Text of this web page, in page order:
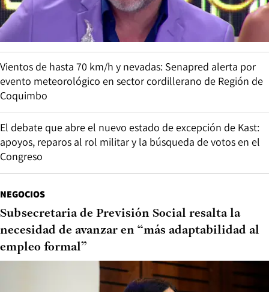
Vientos de hasta 70 km/h y nevadas: Senapred alerta por
evento meteorológico en sector cordillerano de Región de
Coquimbo
El debate que abre el nuevo estado de excepción de Kast:
apoyos, reparos al rol militar y la búsqueda de votos en el
Congreso
NEGOCIOS
Subsecretaria de Previsión Social resalta la
necesidad de avanzar en “más adaptabilidad al
empleo formal”